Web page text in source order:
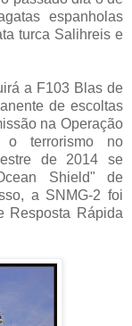
espanholas
turca Salihreis e
a F103 Blas de
de escoltas
na Operação
o terrorismo no
de 2014 se
Shield" de
a SNMG-2 foi
Resposta Rápida